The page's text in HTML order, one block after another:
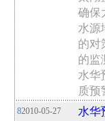
确保
水源
的对
的监
水华
质预
82010-05-27
水华